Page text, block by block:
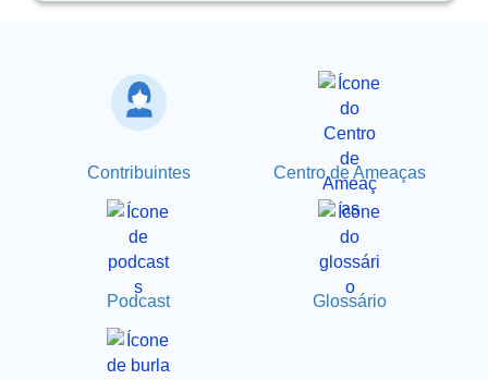
Contribuintes Centro de Ameaças
Podcast Glossário